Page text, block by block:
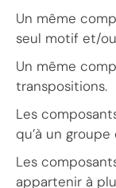
Un même
seul motif et/
Un même
transpositions.
Les
qu’à un
Les
appartenir à